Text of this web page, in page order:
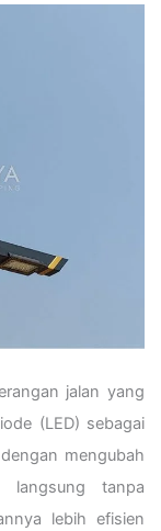
jalan yang
(LED) sebagai
mengubah
langsung tanpa
lebih efisien